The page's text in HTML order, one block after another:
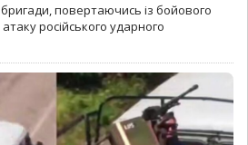
бригади, повертаючись із бойового
російського ударного